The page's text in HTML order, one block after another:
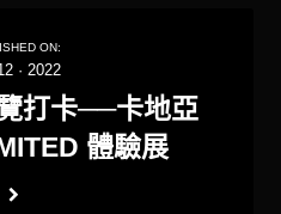
ON:
· 2022
打卡──卡地亞
體驗展